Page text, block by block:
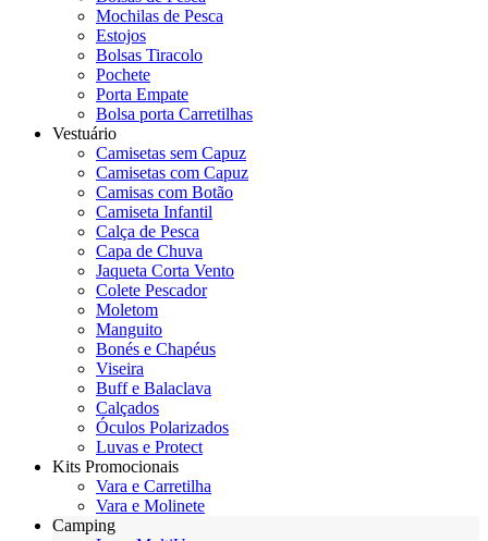
Mochilas de Pesca
Estojos
Bolsas Tiracolo
Pochete
Porta Empate
Bolsa porta Carretilhas
Vestuário
Camisetas sem Capuz
Camisetas com Capuz
Camisas com Botão
Camiseta Infantil
Calça de Pesca
Capa de Chuva
Jaqueta Corta Vento
Colete Pescador
Moletom
Manguito
Bonés e Chapéus
Viseira
Buff e Balaclava
Calçados
Óculos Polarizados
Luvas e Protect
Kits Promocionais
Vara e Carretilha
Vara e Molinete
Camping